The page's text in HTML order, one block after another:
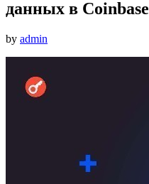
данных в Coinbase
by admin